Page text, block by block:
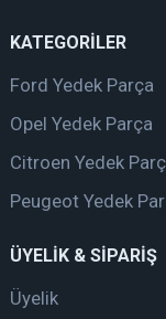
KATEGORİLER
Ford Yedek Parça
Opel Yedek Parça
Citroen Yedek
Peugeot Yedek
ÜYELİK & SİPARİŞ
Üyelik